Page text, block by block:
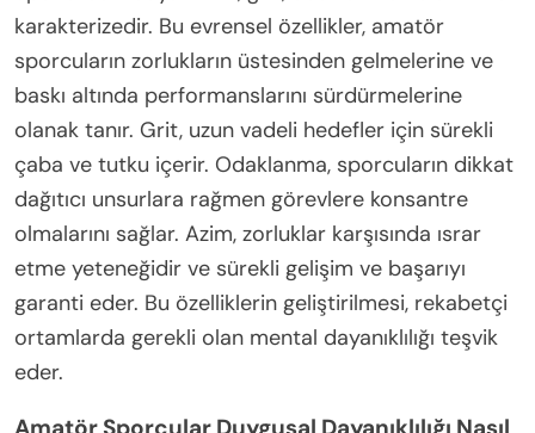
karakterizedir. Bu evrensel özellikler, amatör
sporcuların zorlukların üstesinden gelmelerine ve
baskı altında performanslarını sürdürmelerine
olanak tanır. Grit, uzun vadeli hedefler için sürekli
çaba ve tutku içerir. Odaklanma, sporcuların dikkat
dağıtıcı unsurlara rağmen görevlere konsantre
olmalarını sağlar. Azim, zorluklar karşısında ısrar
etme yeteneğidir ve sürekli gelişim ve başarıyı
garanti eder. Bu özelliklerin geliştirilmesi, rekabetçi
ortamlarda gerekli olan mental dayanıklılığı teşvik
eder.
Amatör Sporcular Duygusal Dayanıklılığı Nasıl